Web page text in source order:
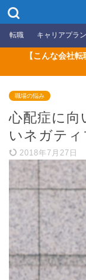
転職 キャリアプラン
【こんな会社
職場の悩み
心配症に向
いネガテ
2018年7月27日